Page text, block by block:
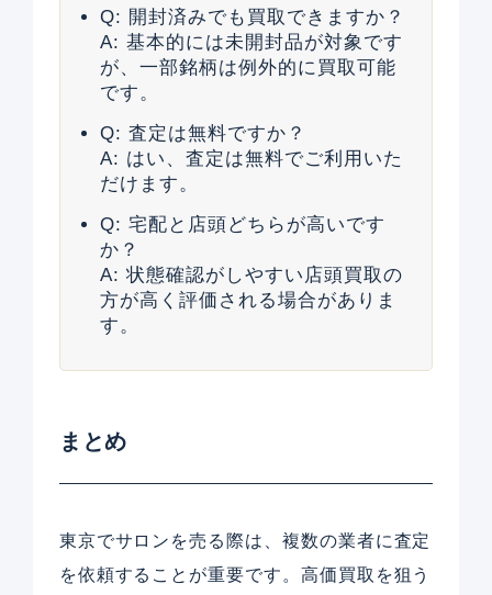
Q: 開封済みでも買取できますか？
A: 基本的には未開封品が対象です
が、一部銘柄は例外的に買取可能
です。
Q: 査定は無料ですか？
A: はい、査定は無料でご利用いた
だけます。
Q: 宅配と店頭どちらが高いです
か？
A: 状態確認がしやすい店頭買取の
方が高く評価される場合がありま
す。
まとめ
東京でサロンを売る際は、複数の業者に査定
を依頼することが重要です。高価買取を狙う